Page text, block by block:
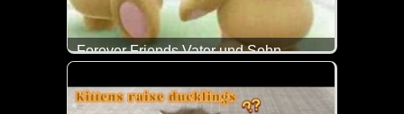
Forever Friends Vater und Sohn